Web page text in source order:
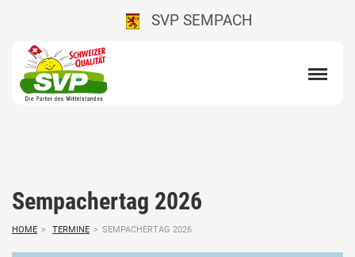
SVP SEMPACH
Sempachertag 2026
HOME > TERMINE > SEMPACHERTAG 2026